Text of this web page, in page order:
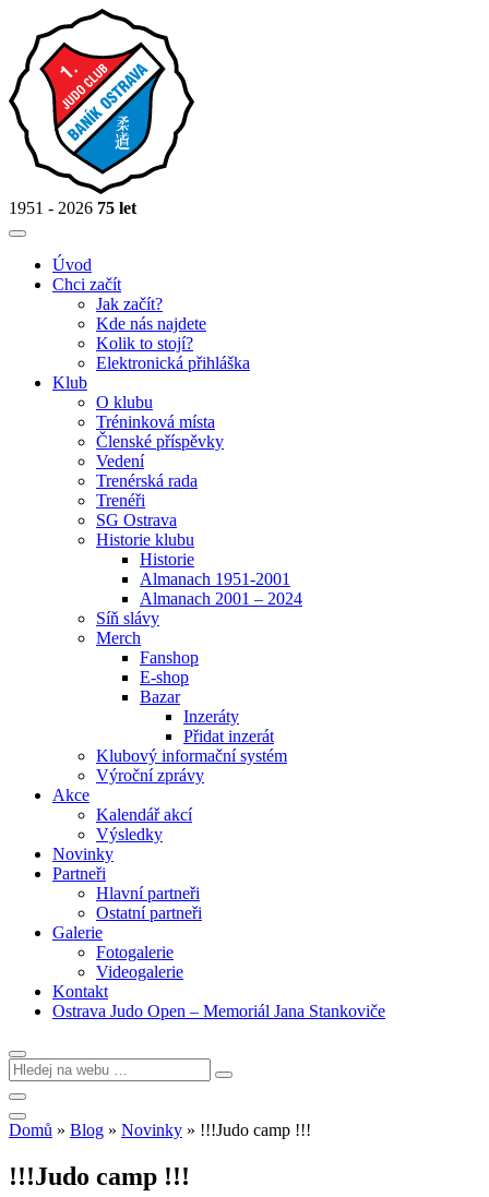
1951 - 2026 75 let
Úvod
Chci začít
Jak začít?
Kde nás najdete
Kolik to stojí?
Elektronická přihláška
Klub
O klubu
Tréninková místa
Členské příspěvky
Vedení
Trenérská rada
Trenéři
SG Ostrava
Historie klubu
Historie
Almanach 1951-2001
Almanach 2001 – 2024
Síň slávy
Merch
Fanshop
E-shop
Bazar
Inzeráty
Přidat inzerát
Klubový informační systém
Výroční zprávy
Akce
Kalendář akcí
Výsledky
Novinky
Partneři
Hlavní partneři
Ostatní partneři
Galerie
Fotogalerie
Videogalerie
Kontakt
Ostrava Judo Open – Memoriál Jana Stankoviče
Domů » Blog » Novinky » !!!Judo camp !!!
!!!Judo camp !!!